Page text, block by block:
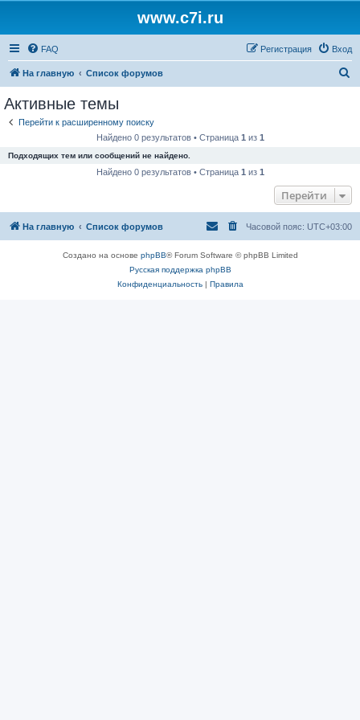
www.c7i.ru
FAQ Вход
Регистрация
На главную Список форумов
Активные темы
Перейти к расширенному поиску
Найдено 0 результатов • Страница 1 из 1
Подходящих тем или сообщений не найдено.
Найдено 0 результатов • Страница 1 из 1
Перейти
На главную Список форумов Часовой пояс: UTC+03:00
Создано на основе phpBB® Forum Software © phpBB Limited
Русская поддержка phpBB
Конфиденциальность| Правила